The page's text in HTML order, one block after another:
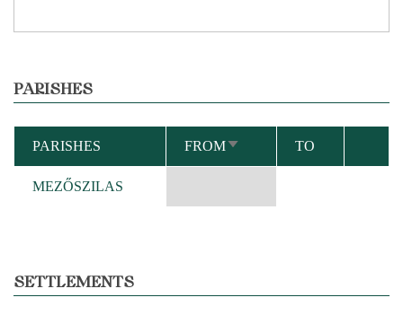
PARISHES
PARISHES FROMSORT
ASCENDING
TO
MEZŐSZILAS
SETTLEMENTS